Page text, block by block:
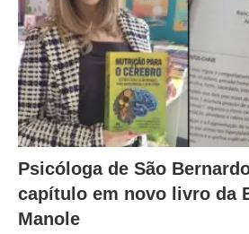
Psicóloga de São
capítulo em novo livro da
Manole